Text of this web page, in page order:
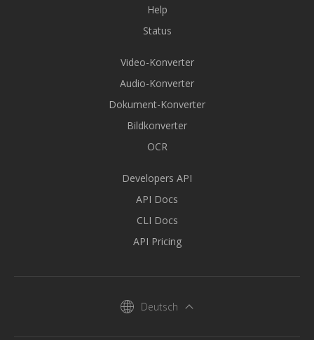
Help
Status
Video-Konverter
Audio-Konverter
Dokument-Konverter
Bildkonverter
OCR
Developers API
API Docs
CLI Docs
API Pricing
Deutsch